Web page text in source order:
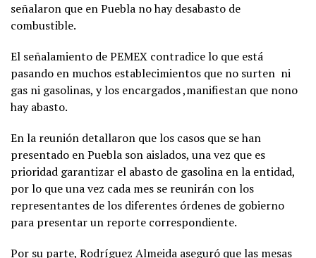
señalaron que en Puebla no hay desabasto de
combustible.
El señalamiento de PEMEX contradice lo que está
pasando en muchos establecimientos que no surten ni
gas ni gasolinas, y los encargados ,manifiestan que nono
hay abasto.
En la reunión detallaron que los casos que se han
presentado en Puebla son aislados, una vez que es
prioridad garantizar el abasto de gasolina en la entidad,
por lo que una vez cada mes se reunirán con los
representantes de los diferentes órdenes de gobierno
para presentar un reporte correspondiente.
Por su parte, Rodríguez Almeida aseguró que las mesas